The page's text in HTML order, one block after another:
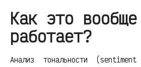
Как это вообще
работает?
Анализ тональности